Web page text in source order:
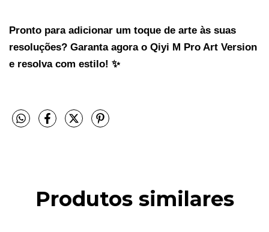
Pronto para adicionar um toque de arte às suas
resoluções? Garanta agora o Qiyi M Pro Art Version
e resolva com estilo! ✨
Produtos similares